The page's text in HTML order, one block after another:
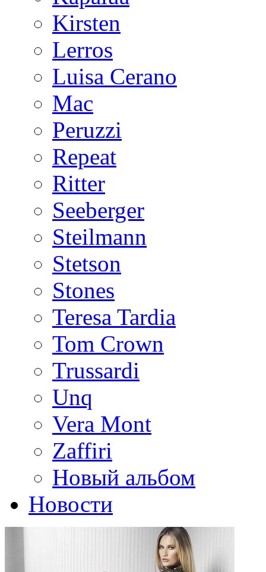
Kirsten
Lerros
Luisa Cerano
Mac
Peruzzi
Repeat
Ritter
Seeberger
Steilmann
Stetson
Stones
Teresa Tardia
Tom Crown
Trussardi
Unq
Vera Mont
Zaffiri
Новый альбом
Новости